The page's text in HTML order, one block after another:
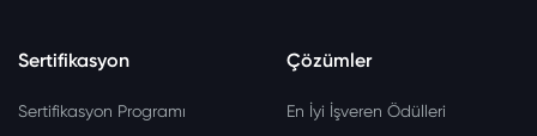
Sertifikasyon
Sertifikasyon Programı
Çözümler
En İyi İşveren Ödülleri